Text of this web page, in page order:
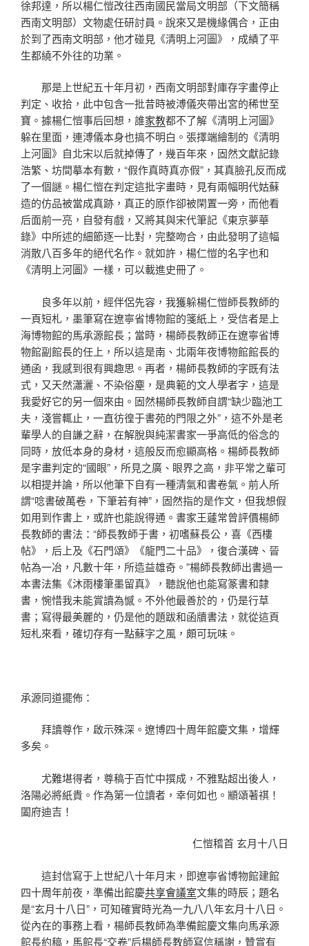
徐邦達，所以楊仁愷改往西南國民當局文明部（下文簡稱
西南文明部）文物處任研討員。說來又是機緣偶合，正由
於到了西南文明部，他才碰見《清明上河圖》，成績了平
生都繞不外往的功業。
那是上世紀五十年月初，西南文明部對庫存字畫停止
判定、收拾，此中包含一批昔時被溥儀夾帶出宮的稀世至
寶。據楊仁愷事后回想，誰家教都不了解《清明上河圖》
躲在里面，連溥儀本身也搞不明白。張擇端繪制的《清明
上河圖》自北宋以后就掉傳了，幾百年來，固然文獻記錄
浩繁、坊間摹本有數，“假作真時真亦假”，其真臉孔反而成
了一個謎。楊仁愷在判定這批字畫時，見有兩幅明代姑蘇
造的仿品被當成真跡，真正的原作卻被閑置一旁，而他看
后面前一亮，自發有戲，又將其與宋代筆記《東京夢華
錄》中所述的細節逐一比對，完整吻合，由此發明了這幅
消散八百多年的絕代名作。就如許，楊仁愷的名字也和
《清明上河圖》一樣，可以載進史冊了。
良多年以前，經伴侶先容，我獲躲楊仁愷師長教師的
一頁短札，墨筆寫在遼寧省博物館的箋紙上，受信者是上
海博物館的馬承源館長；當時，楊師長教師正在遼寧省博
物館副館長的任上，所以這是南、北兩年夜博物館館長的
通函，我感到很有興趣思。再者，楊師長教師的字既有法
式，又天然瀟灑、不染俗塵，是典範的文人學者字，這是
我愛好它的另一個來由。固然楊師長教師自謂“缺少臨池工
夫，淺嘗輒止，一直彷徨于書苑的門限之外”，這不外是老
輩學人的自謙之辭，在解脫與純潔書家一爭高低的俗念的
同時，放低本身的身材，這般反而愈顯高格。楊師長教師
是字畫判定的“國眼”，所見之廣、眼界之高，非平常之輩可
以相提并論，所以他筆下自有一種清氣和書卷氣。前人所
謂“唸書破萬卷，下筆若有神”，固然指的是作文，但我想假
如用到作書上，或許也能說得通。書家王蘧常曾評價楊師
長教師的書法：“師長教師于書，初嗜蘇長公，喜《西樓
帖》，后上及《石門頌》《龍門二十品》，復合漢碑、晉
帖為一冶，凡數十年，所造益雄奇。”楊師長教師出書過一
本書法集《沐雨樓筆墨留真》，聽說他也能寫篆書和隸
書，惋惜我未能賞讀為憾。不外他最善於的，仍是行草
書；寫得最美麗的，仍是他的題跋和函牘書法，就從這頁
短札來看，確切存有一點蘇字之風，頗可玩味。
承源同道擺佈：
拜讀尊作，啟示殊深。遼博四十周年館慶文集，增輝
多矣。
尤難堪得者，尊稿于百忙中撰成，不雅點超出後人，
洛陽必將紙貴。作為第一位讀者，幸何如也。顓頌著祺！
闔府迪吉！
仁愷稽首 玄月十八日
這封信寫于上世紀八十年月末，即遼寧省博物館建館
四十周年前夜，準備出館慶共享會議室文集的時辰；題名
是“玄月十八日”，可知確實時光為一九八八年玄月十八日。
從內在的事務上看，楊師長教師為準備館慶文集向馬承源
館長約稿，馬館長“交卷”后楊師長教師寫信稱謝，贊賞有